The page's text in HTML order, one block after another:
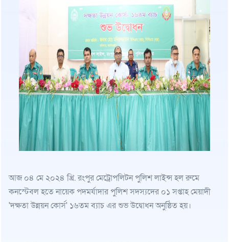
আজ ০৪ মে ২০২৪ খ্রি. রংপুর মেট্রোপলিটন পুলিশ লাইন্স হল রুমে
কনস্টেবল হতে নায়েক পদমর্যাদার পুলিশ সদস্যদের ০১ সপ্তাহ মেয়াদী
'দক্ষতা উন্নয়ন কোর্স' ১৬তম ব্যাচ এর শুভ উদ্বোধন অনুষ্ঠিত হয়।